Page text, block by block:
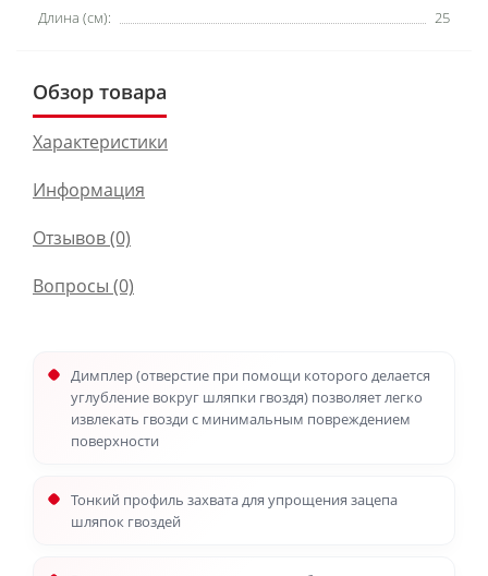
Длина (см): 25
Обзор товара
Характеристики
Информация
Отзывов (0)
Вопросы (0)
Димплер (отверстие при помощи которого делается
углубление вокруг шляпки гвоздя) позволяет легко
извлекать гвозди с минимальным повреждением
поверхности
Тонкий профиль захвата для упрощения зацепа
шляпок гвоздей